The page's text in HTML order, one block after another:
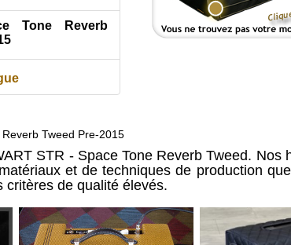
Tone Reverb
Tweed Pre-2015
STR - Space Tone Reverb Tweed. Nos
et de techniques de production
critères de qualité élevés.